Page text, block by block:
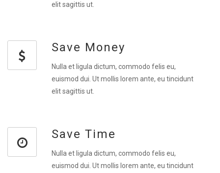
elit sagittis ut.
Save Money
Nulla et ligula dictum, commodo felis eu,
euismod dui. Ut mollis lorem ante, eu tincidunt
elit sagittis ut.
Save Time
Nulla et ligula dictum, commodo felis eu,
euismod dui. Ut mollis lorem ante, eu tincidunt